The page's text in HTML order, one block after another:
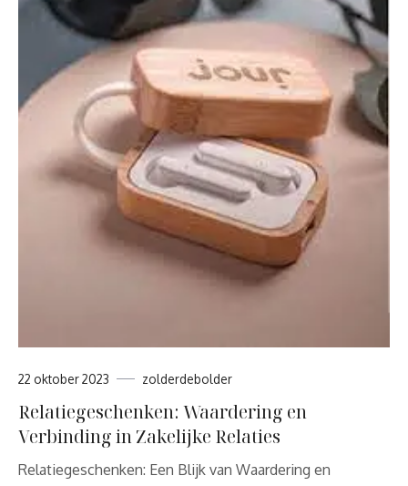
22 oktober 2023 zolderdebolder
Relatiegeschenken: Waardering en
Verbinding in Zakelijke Relaties
Relatiegeschenken: Een Blijk van Waardering en